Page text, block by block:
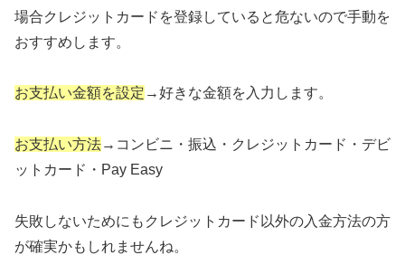
場合クレジットカードを登録していると危ないので手動を
おすすめします。
お支払い金額を設定 →好きな金額を入力します。
お支払い方法→コンビニ・振込・クレジットカード・デビ
ットカード・Pay Easy
失敗しないためにもクレジットカード以外の入金方法の方
が確実かもしれませんね。